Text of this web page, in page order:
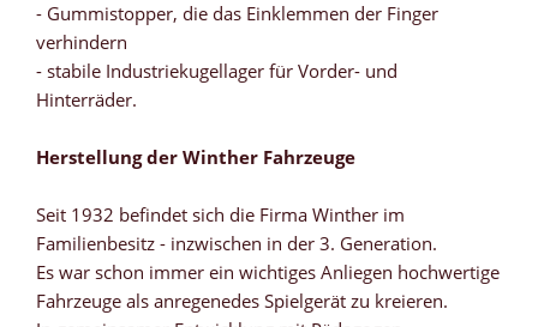
- Gummistopper, die das Einklemmen der Finger
verhindern
- stabile Industriekugellager für Vorder- und
Hinterräder.
Herstellung der Winther Fahrzeuge
Seit 1932 befindet sich die Firma Winther im
Familienbesitz - inzwischen in der 3. Generation.
Es war schon immer ein wichtiges Anliegen hochwertige
Fahrzeuge als anregenedes Spielgerät zu kreieren.